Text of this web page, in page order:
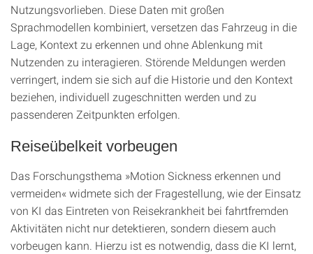
Nutzungsvorlieben. Diese Daten mit großen
Sprachmodellen kombiniert, versetzen das Fahrzeug in die
Lage, Kontext zu erkennen und ohne Ablenkung mit
Nutzenden zu interagieren. Störende Meldungen werden
verringert, indem sie sich auf die Historie und den Kontext
beziehen, individuell zugeschnitten werden und zu
passenderen Zeitpunkten erfolgen.
Reiseübelkeit vorbeugen
Das Forschungsthema »Motion Sickness erkennen und
vermeiden« widmete sich der Fragestellung, wie der Einsatz
von KI das Eintreten von Reisekrankheit bei fahrtfremden
Aktivitäten nicht nur detektieren, sondern diesem auch
vorbeugen kann. Hierzu ist es notwendig, dass die KI lernt,